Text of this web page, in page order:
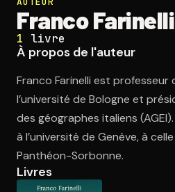
Franco Farinelli
1 livre
À propos de l'auteur
Franco Farinelli est professeur
l’université de Bologne et
des géographes italiens
à l’université de Genève, à
Panthéon-Sorbonne.
Livres